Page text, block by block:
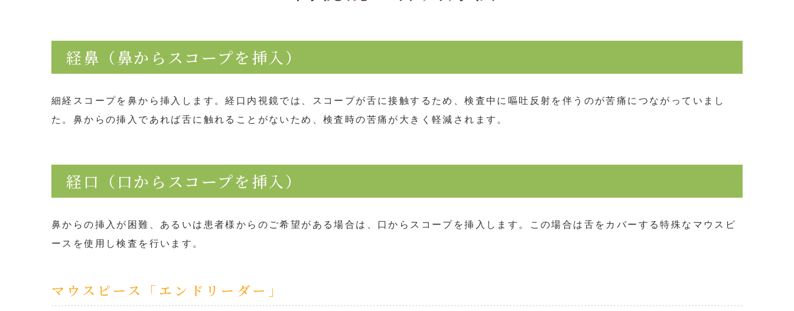
経鼻（鼻からスコープを挿入）
細経スコープを鼻から挿入します。経口内視鏡では、スコープが舌に接触するため、検査中に嘔吐反射を伴うのが苦痛につながっていまし
た。鼻からの挿入であれば舌に触れることがないため、検査時の苦痛が大きく軽減されます。
経口（口からスコープを挿入）
鼻からの挿入が困難、あるいは患者様からのご希望がある場合は、口からスコープを挿入します。この場合は舌をカバーする特殊なマウスピ
ースを使用し検査を行います。
マウスピース「エンドリーダー」